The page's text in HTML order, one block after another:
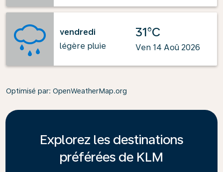
vendredi
légère pluie
31°C
Ven 14 Aoû 2026
Optimisé par: OpenWeatherMap.org
Explorez les destinations
préférées de KLM